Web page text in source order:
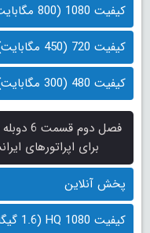
کیفیت 1080 (800 مگابایت)
کیفیت 720 (450 مگابایت)
کیفیت 480 (300 مگابایت)
فصل
برای اپراتورهای
پخش آنلاین
کیفیت 1080 HQ (1.6 گیگابایت)